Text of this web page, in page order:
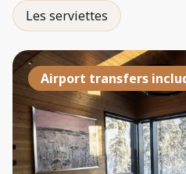
Les serviettes
Airport transfers